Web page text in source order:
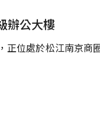
辦公大樓
正位處於松江南京商